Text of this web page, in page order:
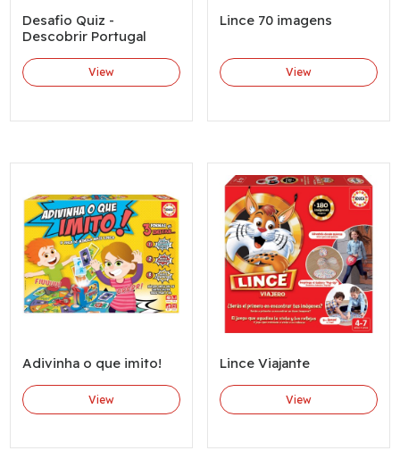
Desafio Quiz -
Descobrir Portugal
View
Lince 70 imagens
View
Adivinha o que imito!
View
Lince Viajante
View